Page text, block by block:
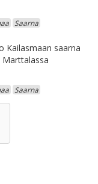
Saarna
Kailasmaan saarna
Marttalassa
Saarna